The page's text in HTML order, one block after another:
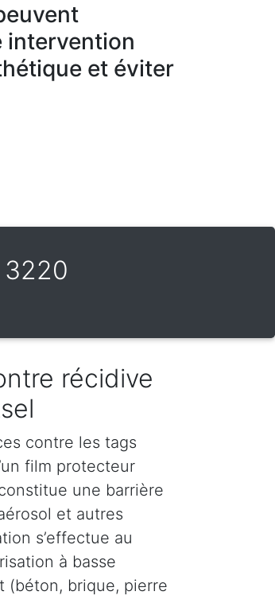
intervention
et éviter
récidive
contre les tags
film protecteur
une barrière
et autres
s’effectue au
à basse
(béton, brique, pierre